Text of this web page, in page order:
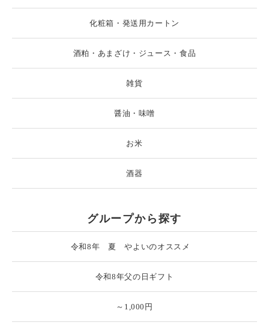
化粧箱・発送用カートン
酒粕・あまざけ・ジュース・食品
雑貨
醤油・味噌
お米
酒器
グループから探す
令和8年 夏 やよいのオススメ
令和8年父の日ギフト
～1,000円